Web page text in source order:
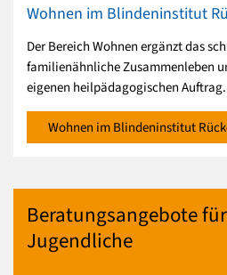
Wohnen im Blindeninstitut
Der Bereich Wohnen ergänzt das
familienähnliche Zusammenleben
eigenen heilpädagogischen Auftrag.
Wohnen im Blindeninstitut
Beratungsangebote
Jugendliche